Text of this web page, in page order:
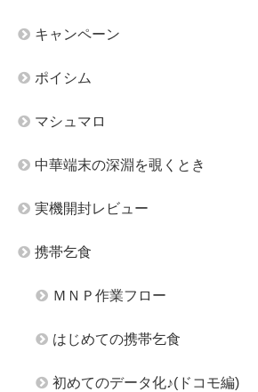
キャンペーン
ポイシム
マシュマロ
中華端末の深淵を覗くとき
実機開封レビュー
携帯乞食
ＭＮＰ作業フロー
はじめての携帯乞食
初めてのデータ化♪(ドコモ編)